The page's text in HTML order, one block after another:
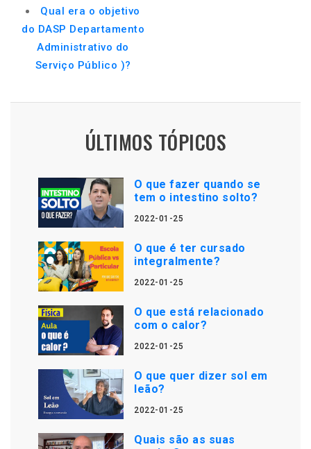
Qual era o objetivo
do DASP Departamento
Administrativo do
Serviço Público )?
ÚLTIMOS TÓPICOS
O que fazer quando se
tem o intestino solto?
2022-01-25
O que é ter cursado
integralmente?
2022-01-25
O que está relacionado
com o calor?
2022-01-25
O que quer dizer sol em
leão?
2022-01-25
Quais são as suas